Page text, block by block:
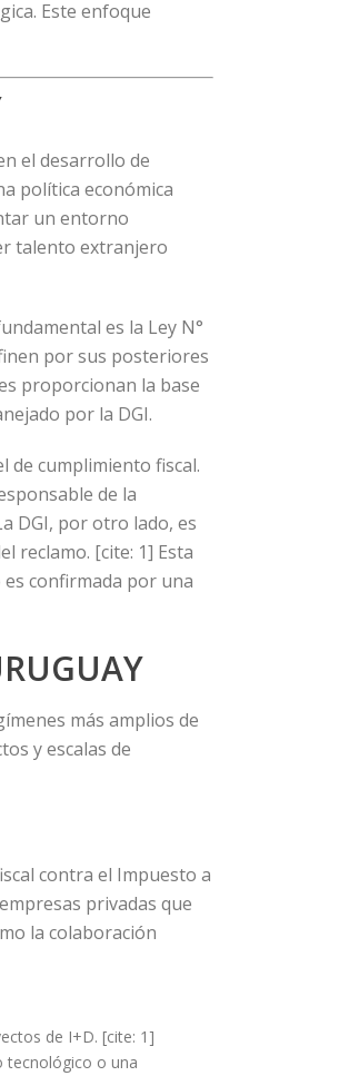
Este enfoque
el desarrollo de
política económica
un entorno
talento extranjero
es la Ley N°
por sus posteriores
proporcionan la base
por la DGI.
de cumplimiento fiscal.
de la
DGI, por otro lado, es
reclamo. [cite: 1] Esta
confirmada por una
más amplios de
y escalas de
contra el Impuesto a
privadas que
la colaboración
de I+D. [cite: 1]
tecnológico o una